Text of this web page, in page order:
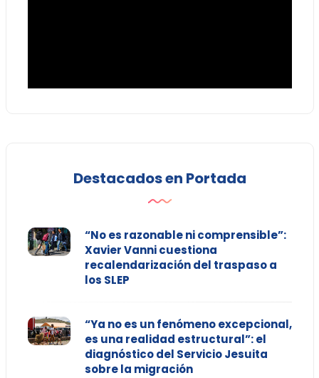
Destacados en Portada
“No es razonable ni comprensible”:
Xavier Vanni cuestiona
recalendarización del traspaso a
los SLEP
“Ya no es un fenómeno excepcional,
es una realidad estructural”: el
diagnóstico del Servicio Jesuita
sobre la migración